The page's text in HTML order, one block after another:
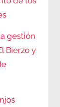
gestión
Bierzo y